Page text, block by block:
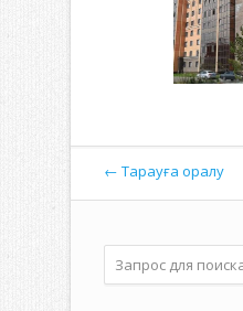
← Тарауға оралу